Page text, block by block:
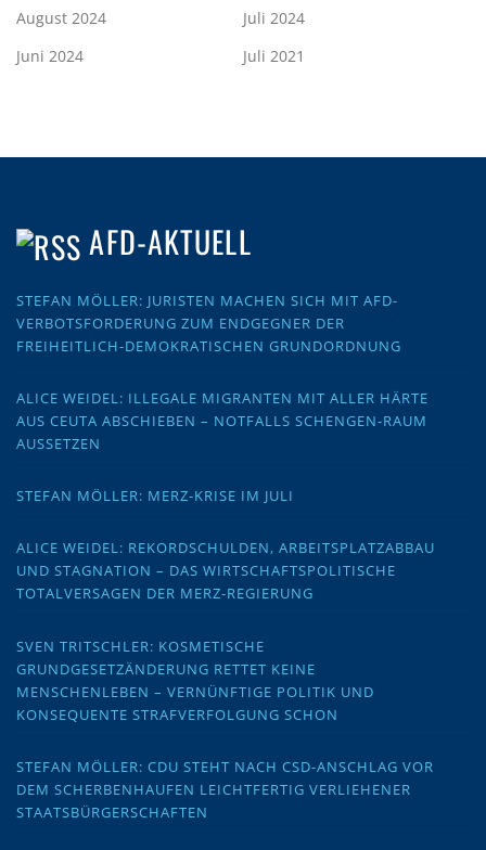
August 2024
Juli 2024
Juni 2024
Juli 2021
AFD-AKTUELL
STEFAN MÖLLER: JURISTEN MACHEN SICH MIT AFD-
VERBOTSFORDERUNG ZUM ENDGEGNER DER
FREIHEITLICH-DEMOKRATISCHEN GRUNDORDNUNG
ALICE WEIDEL: ILLEGALE MIGRANTEN MIT ALLER HÄRTE
AUS CEUTA ABSCHIEBEN – NOTFALLS SCHENGEN-RAUM
AUSSETZEN
STEFAN MÖLLER: MERZ-KRISE IM JULI
ALICE WEIDEL: REKORDSCHULDEN, ARBEITSPLATZABBAU
UND STAGNATION – DAS WIRTSCHAFTSPOLITISCHE
TOTALVERSAGEN DER MERZ-REGIERUNG
SVEN TRITSCHLER: KOSMETISCHE
GRUNDGESETZÄNDERUNG RETTET KEINE
MENSCHENLEBEN – VERNÜNFTIGE POLITIK UND
KONSEQUENTE STRAFVERFOLGUNG SCHON
STEFAN MÖLLER: CDU STEHT NACH CSD-ANSCHLAG VOR
DEM SCHERBENHAUFEN LEICHTFERTIG VERLIEHENER
STAATSBÜRGERSCHAFTEN